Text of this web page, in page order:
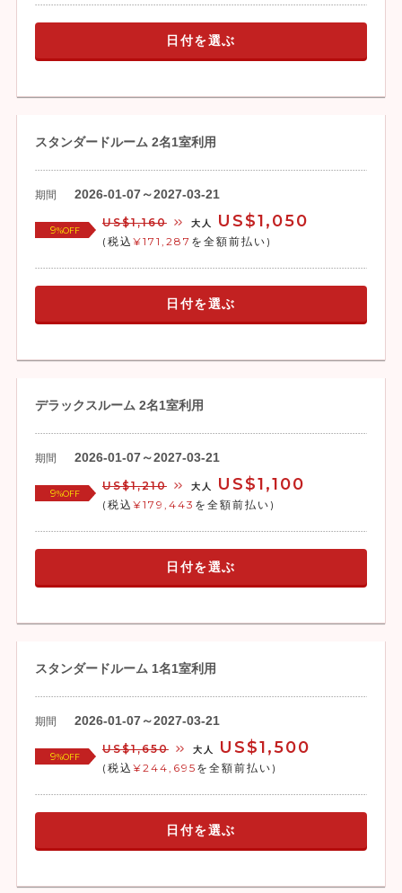
日付を選ぶ
スタンダードルーム 2名1室利用
期間 2026-01-07～2027-03-21
9%OFF
US$1,160 大人 US$1,050
(税込 ¥171,287 を全額前払い)
日付を選ぶ
デラックスルーム 2名1室利用
期間 2026-01-07～2027-03-21
9%OFF
US$1,210 大人 US$1,100
(税込 ¥179,443 を全額前払い)
日付を選ぶ
スタンダードルーム 1名1室利用
期間 2026-01-07～2027-03-21
9%OFF
US$1,650 大人 US$1,500
(税込 ¥244,695 を全額前払い)
日付を選ぶ